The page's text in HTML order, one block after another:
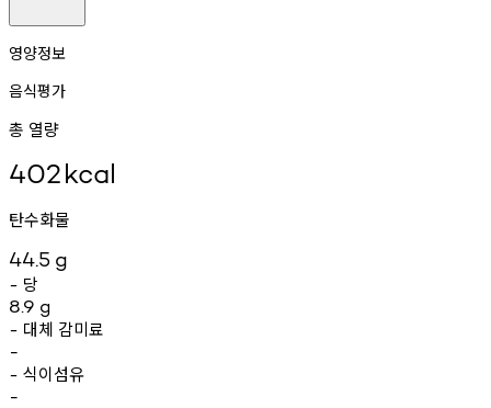
영양정보
음식평가
총 열량
402kcal
탄수화물
44.5 g
- 당
8.9 g
- 대체 감미료
-
- 식이섬유
-